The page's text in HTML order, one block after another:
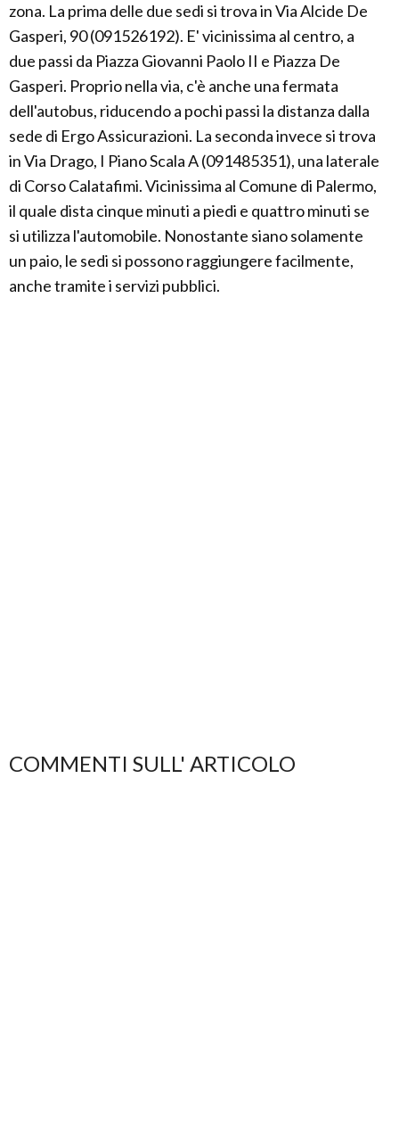
zona. La prima delle due sedi si trova in Via Alcide De
Gasperi, 90 (091526192). E' vicinissima al centro, a
due passi da Piazza Giovanni Paolo II e Piazza De
Gasperi. Proprio nella via, c'è anche una fermata
dell'autobus, riducendo a pochi passi la distanza dalla
sede di Ergo Assicurazioni. La seconda invece si trova
in Via Drago, I Piano Scala A (091485351), una laterale
di Corso Calatafimi. Vicinissima al Comune di Palermo,
il quale dista cinque minuti a piedi e quattro minuti se
si utilizza l'automobile. Nonostante siano solamente
un paio, le sedi si possono raggiungere facilmente,
anche tramite i servizi pubblici.
COMMENTI SULL' ARTICOLO